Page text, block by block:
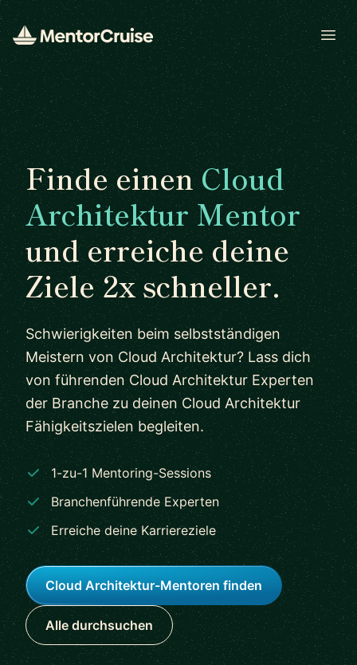
Finde einenCloud
Architektur Mentor
und erreiche deine
Ziele 2x schneller.
Schwierigkeiten beim selbstständigen
Meistern von Cloud Architektur? Lass dich
von führenden Cloud Architektur Experten
der Branche zu deinen Cloud Architektur
Fähigkeitszielen begleiten.
1-zu-1 Mentoring-Sessions
Branchenführende Experten
Erreiche deine Karriereziele
Cloud Architektur-Mentoren finden
Alle durchsuchen